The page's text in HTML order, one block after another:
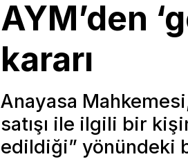
AYM’den
kararı
Anayasa
satışı ile ilgili bir
edildiği” yönündeki